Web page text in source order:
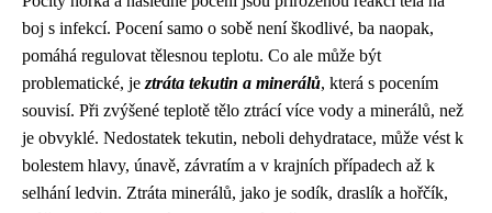
boj s infekcí. Pocení samo o sobě není škodlivé, ba naopak,
pomáhá regulovat tělesnou teplotu. Co ale může být
problematické, je ztráta tekutin a minerálů, která s pocením
souvisí. Při zvýšené teplotě tělo ztrácí více vody a minerálů, než
je obvyklé. Nedostatek tekutin, neboli dehydratace, může vést k
bolestem hlavy, únavě, závratím a v krajních případech až k
selhání ledvin. Ztráta minerálů, jako je sodík, draslík a hořčík,